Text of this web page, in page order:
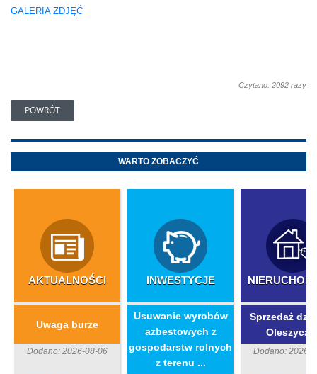
GALERIA ZDJĘĆ
Czytano: 2092 razy
POWRÓT
WARTO ZOBACZYĆ
AKTUALNOŚCI
Uwaga burze
Dodano: 2026-08-06
INWESTYCJE
​Usuwanie wyrobów
azbestowych z
gospodarstw rolnych
z terenu ...
Sprzedaż
Dodano: 2026-